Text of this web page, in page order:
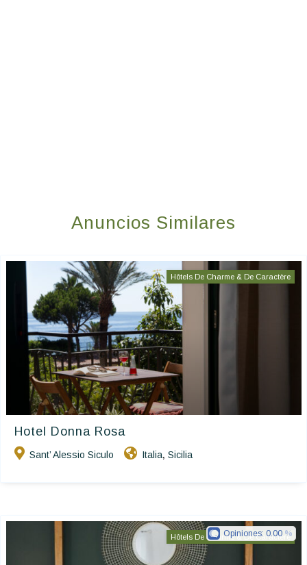
Anuncios Similares
Hôtels De Charme & De Caractère
Hotel Donna Rosa
Sant’ Alessio Siculo Italia, Sicilia
Hôtels De Charme & De Caractère
Opiniones: 0.00